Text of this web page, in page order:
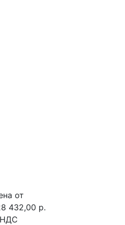
от
432,00 р.